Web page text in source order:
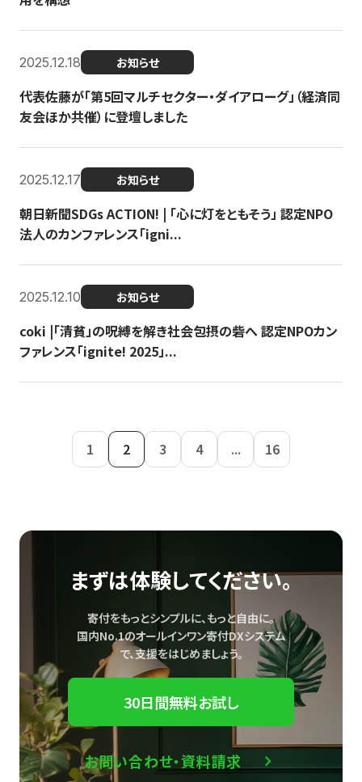
2025.12.18 お知らせ
代表佐藤が「第5回マルチセクター・ダイアローグ」（経済同
友会ほか共催）に登壇しました
2025.12.17 お知らせ
朝日新聞SDGs ACTION! | 「心に灯をともそう」 認定NPO
法人のカンファレンス「igni...
2025.12.10 お知らせ
coki |「清貧」の呪縛を解き社会包摂の砦へ 認定NPOカン
ファレンス「ignite! 2025」...
1 2 3 4 ... 16
まずは体験してください。
寄付をもっとシンプルに、もっと自由に。
国内No.1のオールインワン寄付DXシステム
で、支援をはじめましょう。
30日間無料お試し
お問い合わせ・資料請求